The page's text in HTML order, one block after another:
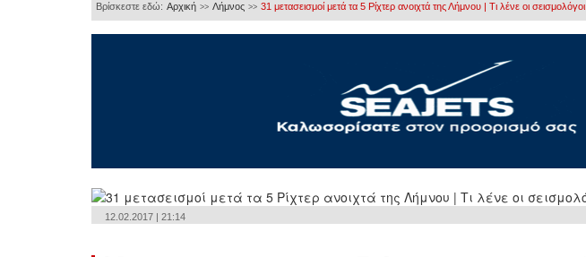
Βρίσκεστε εδώ: Αρχική >> Λήμνος >> 31 μετασεισμοί μετά τα 5 Ρίχτερ ανοιχτά της Λήμνου | Τι λένε οι σεισμολόγοι
12.02.2017 | 21:14